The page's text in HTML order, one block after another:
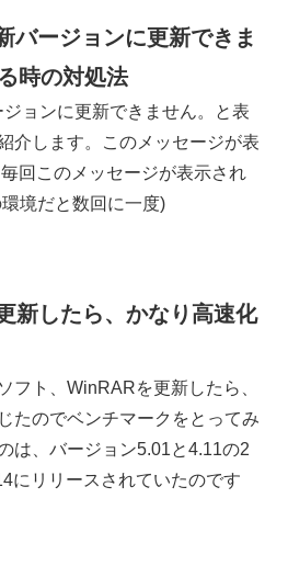
ージョンに更新できま
時の対処法
ョンに更新できません。と表
介します。このメッセージが表
回このメッセージが表示され
境だと数回に一度)
新したら、かなり高速化
フト、WinRARを更新したら、
たのでベンチマークをとってみ
は、バージョン5.01と4.11の2
にリリースされていたのです